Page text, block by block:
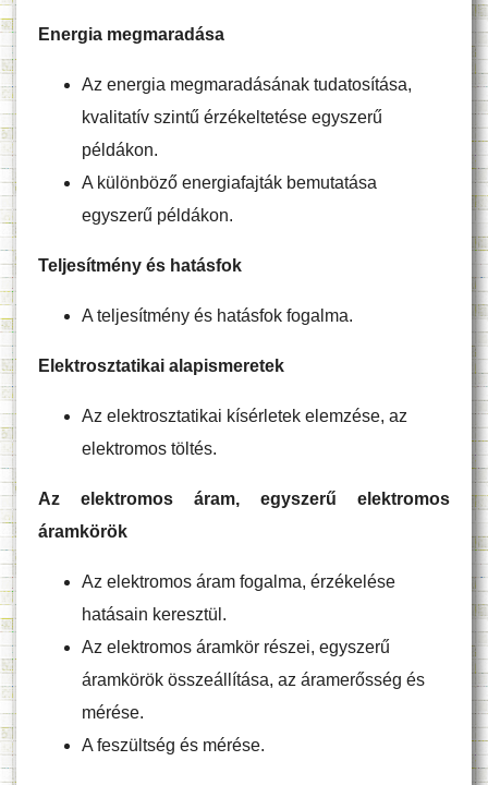
Energia megmaradása
Az energia megmaradásának tudatosítása,
kvalitatív szintű érzékeltetése egyszerű
példákon.
A különböző energiafajták bemutatása
egyszerű példákon.
Teljesítmény és hatásfok
A teljesítmény és hatásfok fogalma.
Elektrosztatikai alapismeretek
Az elektrosztatikai kísérletek elemzése, az
elektromos töltés.
Az elektromos áram, egyszerű elektromos
áramkörök
Az elektromos áram fogalma, érzékelése
hatásain keresztül.
Az elektromos áramkör részei, egyszerű
áramkörök összeállítása, az áramerősség és
mérése.
A feszültség és mérése.